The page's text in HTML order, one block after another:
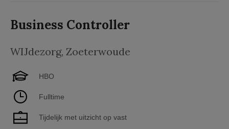
Business Controller
WIJdezorg, Zoeterwoude
HBO
Fulltime
Tijdelijk met uitzicht op vast